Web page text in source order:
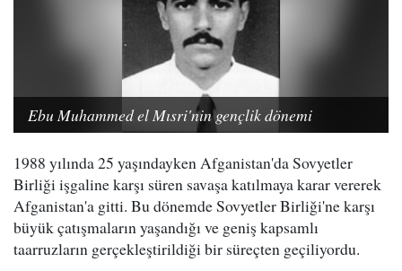
Ebu Muhammed el Mısri'nin gençlik dönemi
1988 yılında 25 yaşındayken Afganistan'da Sovyetler
Birliği işgaline karşı süren savaşa katılmaya karar vererek
Afganistan'a gitti. Bu dönemde Sovyetler Birliği'ne karşı
büyük çatışmaların yaşandığı ve geniş kapsamlı
taarruzların gerçekleştirildiği bir süreçten geçiliyordu.